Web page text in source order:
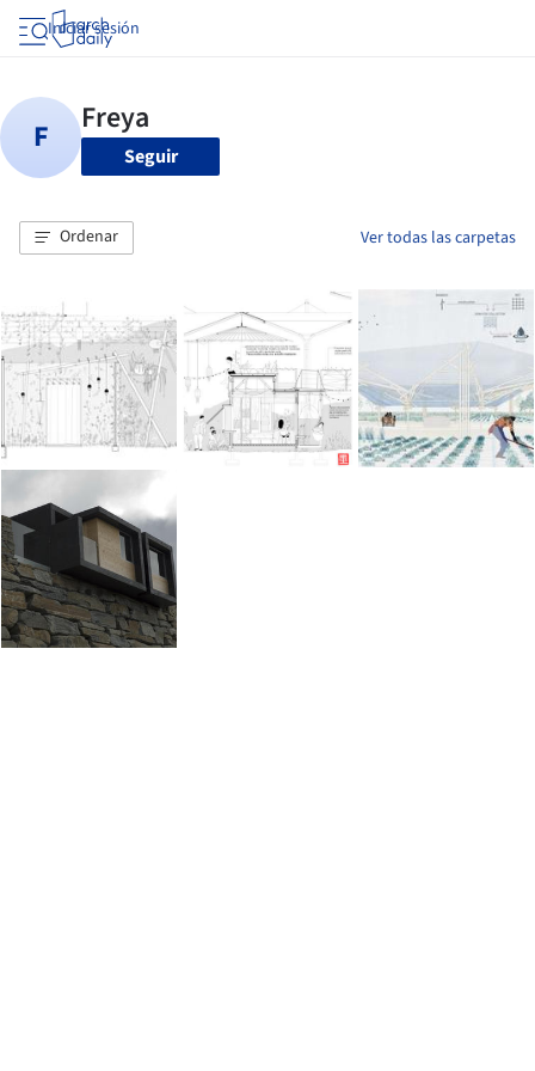
Iniciar sesión
Seguir
Ordenar Ver todas las carpetas